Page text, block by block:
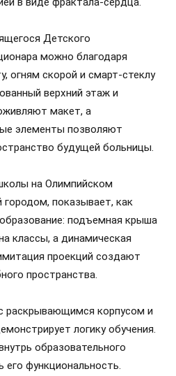
Детского
можно благодаря
огням скорой и смарт-стеклу
верхний этаж и
макет, а
элементы позволяют
будущей больницы.
на Олимпийском
городом, показывает, как
подъемная крыша
классы, а динамическая
проекций создают
пространства.
раскрывающимся корпусом и
логику обучения.
образовательного
его функциональность.